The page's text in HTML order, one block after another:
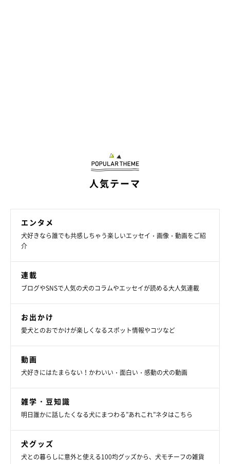
人気テーマ
エンタメ
犬好きなら誰でも共感しちゃう楽しいエッセイ・画像・動画をご紹
介
連載
ブログやSNSで人気の犬のコラムやエッセイが読める大人気連載
お出かけ
愛犬とのおでかけが楽しくなるスポット情報やコツなど
動画
犬好きにはたまらない！かわいい・面白い・感動の犬の動画
雑学・豆知識
明日誰かに話したくなる犬にまつわる”あれこれ”ネタはこちら
犬グッズ
犬との暮らしに意外と使える100均グッズから、犬モチーフの雑貨